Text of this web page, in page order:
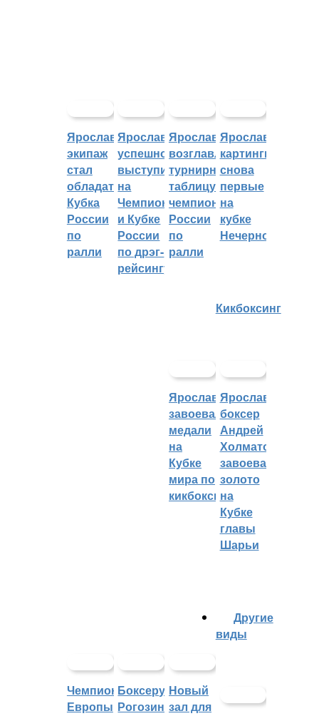
Ярославский
экипаж
стал
обладателем
Кубка
России
по
ралли
Ярославцы
успешно
выступили
на
Чемпионате
и Кубке
России
по дрэг-
рейсингу
Ярославцы
возглавляют
турнирную
таблицу
чемпионата
России
по
ралли
Ярославские
картингисты
снова
первые
на
кубке
Нечерноземья
Кикбоксинг
Ярославцы
завоевали
медали
на
Кубке
мира по
кикбоксингу
Ярославский
боксер
Андрей
Холматов
завоевал
золото
на
Кубке
главы
Шарьи
Чемпионат
Европы
Боксеру
Рогозину
Новый
зал для
Другие
виды